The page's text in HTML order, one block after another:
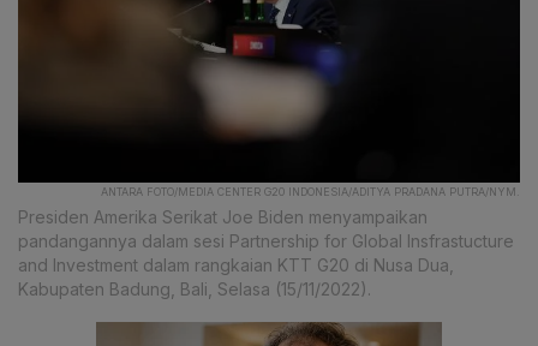
ANTARA FOTO/MEDIA CENTER G20 INDONESIA/ADITYA PRADANA PUTRA/NYM.
Presiden Amerika Serikat Joe Biden menyampaikan
pandangannya dalam sesi Partnership for Global Insfrastucture
and Investment dalam rangkaian KTT G20 di Nusa Dua,
Kabupaten Badung, Bali, Selasa (15/11/2022).